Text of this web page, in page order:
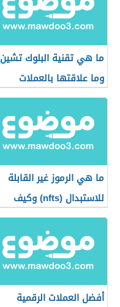
ما هي تقنية البلوك تشين
وما علاقتها بالعملات
الرقمية؟
ما هي الرموز غير القابلة
للاستبدال (nfts) وكيف
تعمل؟
أفضل العملات الرقمية